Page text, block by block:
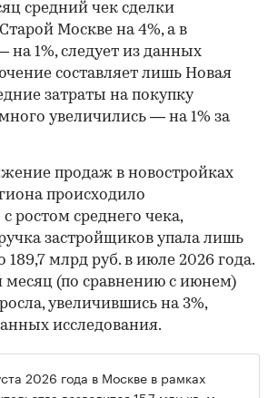
средний чек сделки
Москве на 4%, а в
на 1%, следует из данных
составляет лишь Новая
затраты на покупку
увеличились — на 1% за
продаж в новостройках
происходило
ростом среднего чека,
застройщиков упала лишь
189,7 млрд руб. в июле 2026 года.
месяц (по сравнению с июнем)
увеличившись на 3%,
исследования.
2026 года в Москве в рамках